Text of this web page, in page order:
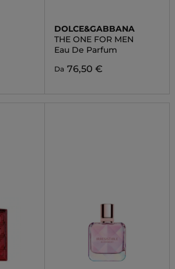
DOLCE&GABBANA
THE ONE FOR MEN
Eau De Parfum
Da 76,50 €